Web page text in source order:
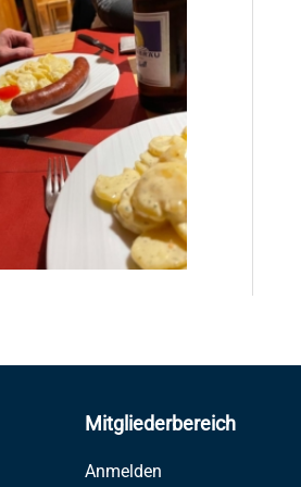
Mitgliederbereich
Anmelden